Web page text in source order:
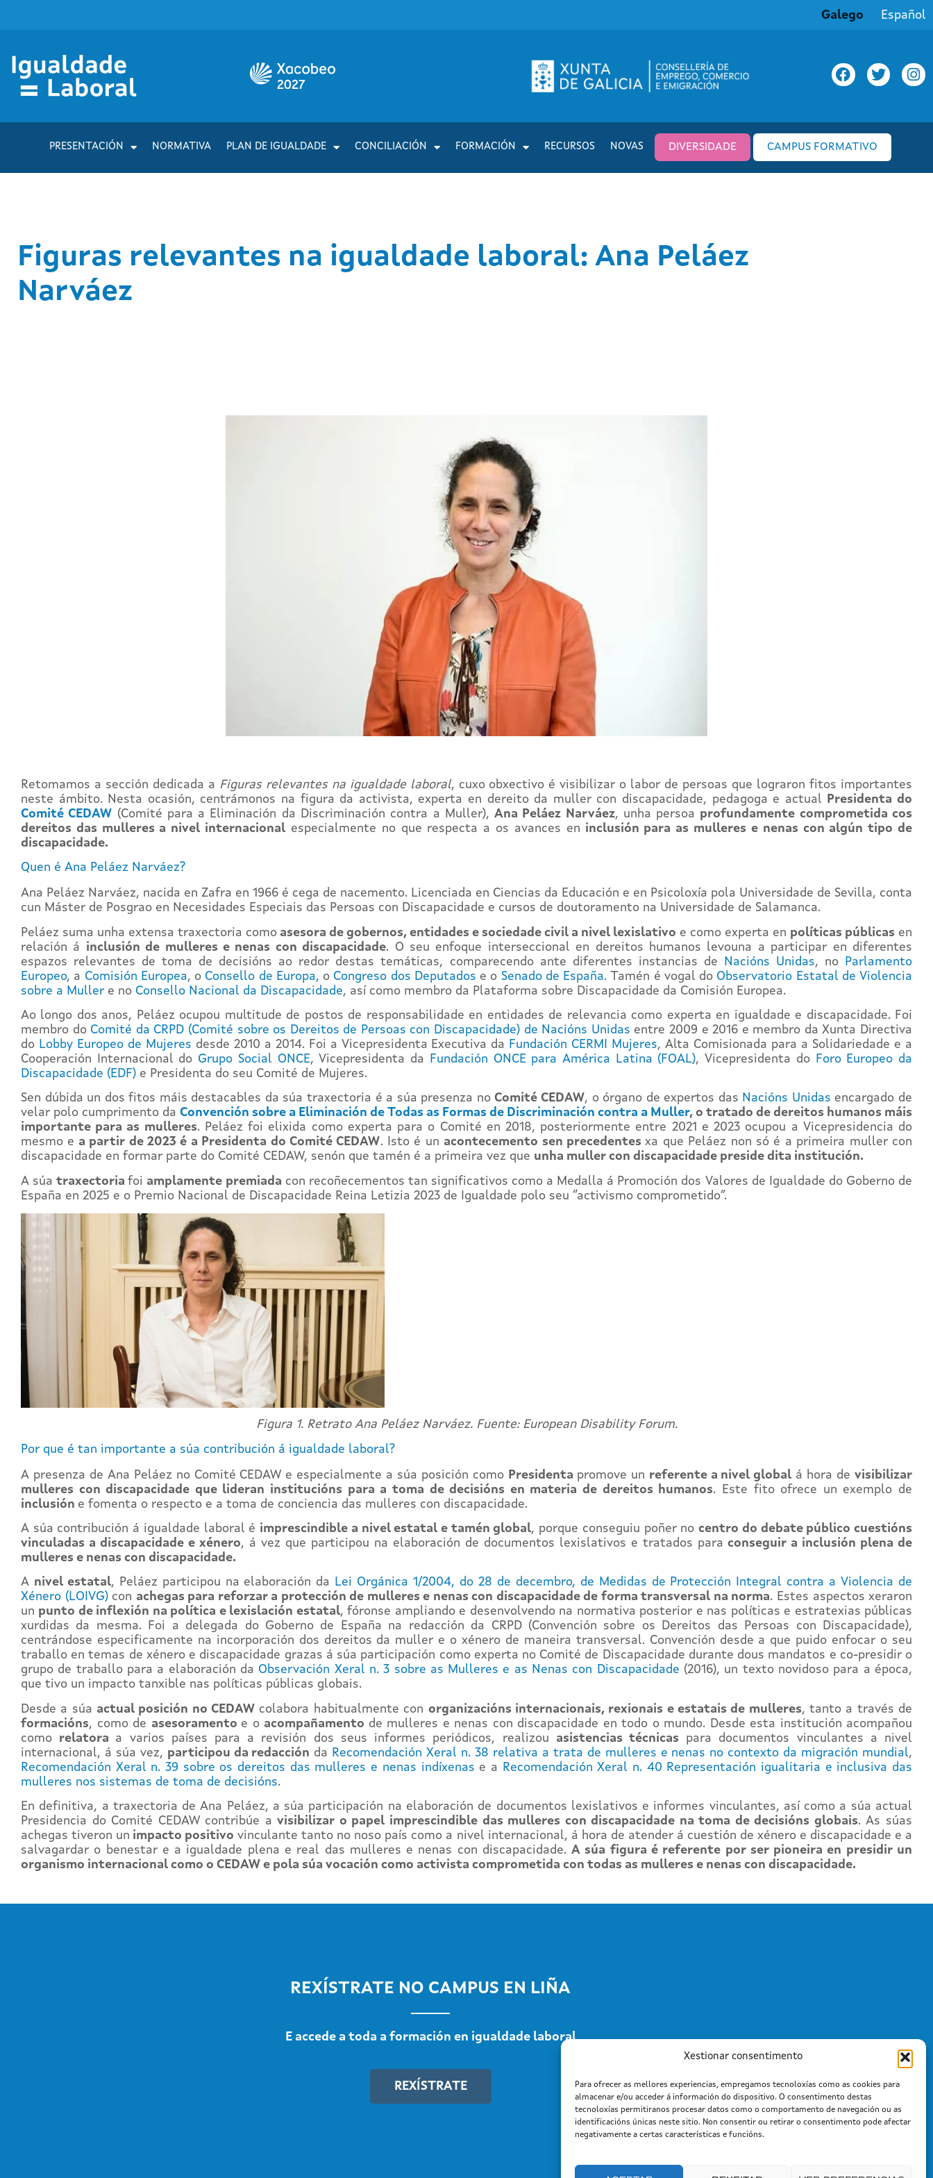
Xestionar consentimento
Para ofrecer as mellores experiencias, empregamos tecnoloxías como as cookies para
almacenar e/ou acceder á información do dispositivo. O consentimento destas
tecnoloxías permitiranos procesar datos como o comportamento de navegación ou as
identificacións únicas neste sitio. Non consentir ou retirar o consentimento pode afectar
negativamente a certas características e funcións.
Galego Español
PRESENTACIÓN NORMATIVA PLAN DE IGUALDADE CONCILIACIÓN FORMACIÓN RECURSOS NOVAS DIVERSIDADE CAMPUS FORMATIVO
Figuras relevantes na igualdade laboral: Ana Peláez
Narváez
Retomamos a sección dedicada a Figuras relevantes na igualdade laboral, cuxo obxectivo é visibilizar o labor de persoas que lograron fitos importantes
neste ámbito. Nesta ocasión, centrámonos na figura da activista, experta en dereito da muller con discapacidade, pedagoga e actual
Presidenta do
Comité CEDAW (Comité para a Eliminación da Discriminación contra a Muller),Ana Peláez Narváez, unha persoa profundamente comprometida cos
dereitos das mulleres a nivel internacional especialmente no que respecta a os avances en inclusión para as mulleres e nenas con algún tipo de
discapacidade.
Quen é Ana Peláez Narváez?
Ana Peláez Narváez, nacida en Zafra en 1966 é cega de nacemento. Licenciada en Ciencias da Educación e en Psicoloxía pola Universidade de Sevilla, conta
cun Máster de Posgrao en Necesidades Especiais das Persoas con Discapacidade e cursos de doutoramento na Universidade de Salamanca.
Peláez suma unha extensa traxectoria como asesora de gobernos, entidades e sociedade civil a nivel lexislativo e como experta en políticas públicas en
relación á inclusión de mulleres e nenas con discapacidade. O seu enfoque interseccional en dereitos humanos levouna a participar en diferentes
espazos relevantes de toma de decisións ao redor destas temáticas, comparecendo ante diferentes instancias de
Nacións Unidas, no
Parlamento
Europeo, a Comisión Europea, o Consello de Europa, o Congreso dos Deputados e o Senado de España. Tamén é vogal do Observatorio Estatal de Violencia
sobre a Muller e no Consello Nacional da Discapacidade, así como membro da Plataforma sobre Discapacidade da Comisión Europea.
Ao longo dos anos, Peláez ocupou multitude de postos de responsabilidade en entidades de relevancia como experta en igualdade e discapacidade. Foi
membro do Comité da CRPD (Comité sobre os Dereitos de Persoas con Discapacidade) de Nacións Unidas entre 2009 e 2016 e membro da Xunta Directiva
do Lobby Europeo de Mujeres desde 2010 a 2014. Foi a Vicepresidenta Executiva da Fundación CERMI Mujeres, Alta Comisionada para a Solidariedade e a
Cooperación Internacional do Grupo Social ONCE, Vicepresidenta da Fundación ONCE para América Latina (FOAL), Vicepresidenta do
Foro Europeo da
Discapacidade (EDF) e Presidenta do seu Comité de Mujeres.
Sen dúbida un dos fitos máis destacables da súa traxectoria é a súa presenza noComité CEDAW, o órgano de expertos das Nacións Unidas encargado de
velar polo cumprimento da Convención sobre a Eliminación de Todas as Formas de Discriminación contra a Muller, o tratado de dereitos humanos máis
importante para as mulleres. Peláez foi elixida como experta para o Comité en 2018, posteriormente entre 2021 e 2023 ocupou a Vicepresidencia do
mesmo e a partir de 2023 é a Presidenta do Comité CEDAW. Isto é un acontecemento sen precedentesxa que Peláez non só é a primeira muller con
discapacidade en formar parte do Comité CEDAW, senón que tamén é a primeira vez que unha muller con discapacidade preside dita institución.
A súatraxectoriafoi amplamente premiada con recoñecementos tan significativos como a Medalla á Promoción dos Valores de Igualdade do Goberno de
España en 2025 e o Premio Nacional de Discapacidade Reina Letizia 2023 de Igualdade polo seu “activismo comprometido”.
Figura 1. Retrato Ana Peláez Narváez. Fuente: European Disability Forum.
Por que é tan importante a súa contribución á igualdade laboral?
A presenza de Ana Peláez no Comité CEDAW e especialmente a súa posición como Presidenta promove un referente a nivel global á hora devisibilizar
mulleres con discapacidade que lideran institucións para a toma de decisións en materia de dereitos humanos. Este fito ofrece un exemplo de
inclusión e fomenta o respecto e a toma de conciencia das mulleres con discapacidade.
A súa contribución á igualdade laboral é imprescindible a nivel estatal e tamén global, porque conseguiu poñer nocentro do debate público cuestións
vinculadas a discapacidade e xénero, á vez que participou na elaboración de documentos lexislativos e tratados para conseguir a inclusión plena de
mulleres e nenas con discapacidade.
A nivel estatal, Peláez participou na elaboración da
Lei Orgánica 1/2004, do 28 de decembro, de Medidas de Protección Integral contra a Violencia de
Xénero (LOIVG)con achegas para reforzar a protección de mulleres e nenas con discapacidade de forma transversal na norma. Estes aspectos xeraron
un punto de inflexión na política e lexislación estatal, fóronse ampliando e desenvolvendo na normativa posterior e nas políticas e estratexias públicas
xurdidas da mesma. Foi a delegada do Goberno de España na redacción da CRPD (Convención sobre os Dereitos das Persoas con Discapacidade),
centrándose especificamente na incorporación dos dereitos da muller e o xénero de maneira transversal. Convención desde a que puido enfocar o seu
traballo en temas de xénero e discapacidade grazas á súa participación como experta no Comité de Discapacidade durante dous mandatos e co-presidir o
grupo de traballo para a elaboración da Observación Xeral n. 3 sobre as Mulleres e as Nenas con Discapacidade (2016), un texto novidoso para a época,
que tivo un impacto tanxible nas políticas públicas globais.
Desde a súa actual posición no CEDAW colabora habitualmente con organizacións internacionais, rexionais e estatais de mulleres, tanto a través de
formacións, como de asesoramento e o acompañamento de mulleres e nenas con discapacidade en todo o mundo. Desde esta institución acompañou
como relatora a varios países para a revisión dos seus informes periódicos, realizou asistencias técnicas para documentos vinculantes a nivel
internacional, á súa vez, participou da redacción da Recomendación Xeral n. 38 relativa a trata de mulleres e nenas no contexto da migración mundial,
Recomendación Xeral n. 39 sobre os dereitos das mulleres e nenas indíxenas e a
Recomendación Xeral n. 40 Representación igualitaria e inclusiva das
mulleres nos sistemas de toma de decisións.
En definitiva, a traxectoria de Ana Peláez, a súa participación na elaboración de documentos lexislativos e informes vinculantes, así como a súa actual
Presidencia do Comité CEDAW contribúe avisibilizar o papel imprescindible das mulleres con discapacidade na toma de decisións globais. As súas
achegas tiveron un impacto positivo vinculante tanto no noso país como a nivel internacional, á hora de atender á cuestión de xénero e discapacidade e a
salvagardar o benestar e a igualdade plena e real das mulleres e nenas con discapacidade.A súa figura é referente por ser pioneira en presidir un
organismo internacional como o CEDAW e pola súa vocación como activista comprometida con todas as mulleres e nenas con discapacidade.
REXÍSTRATE NO CAMPUS EN LIÑA
E accede a toda a formación en igualdade laboral
REXÍSTRATE